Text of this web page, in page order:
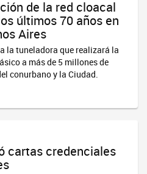
de la red cloacal
últimos 70 años en
Aires
la tuneladora que realizará la
a más de 5 millones de
conurbano y la Ciudad.
cartas credenciales